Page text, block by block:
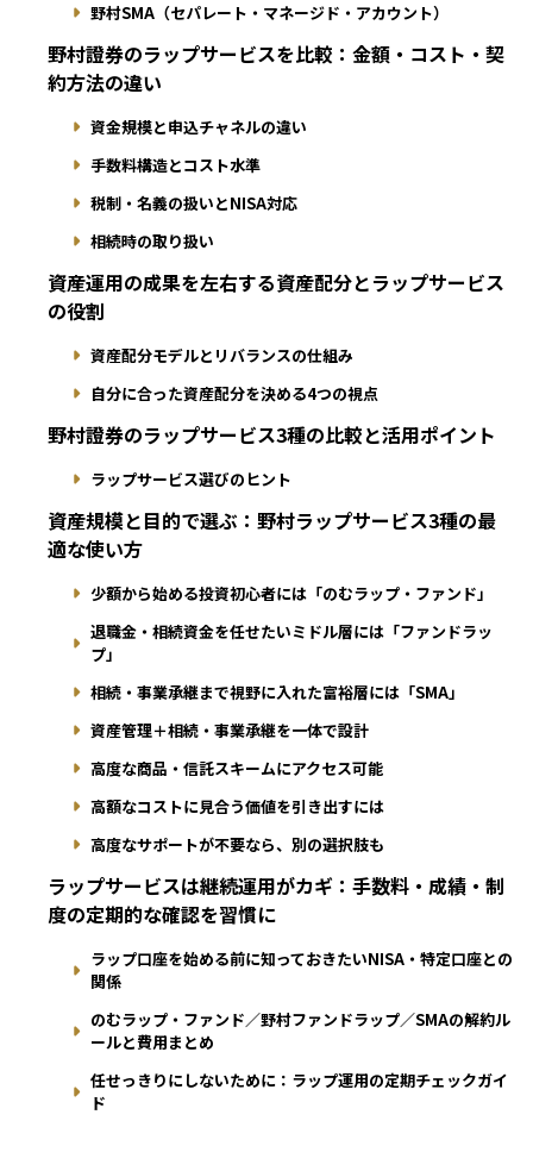
野村SMA（セパレート・マネージド・アカウント）
野村證券のラップサービスを比較：金額・コスト・契
約方法の違い
資金規模と申込チャネルの違い
手数料構造とコスト水準
税制・名義の扱いとNISA対応
相続時の取り扱い
資産運用の成果を左右する資産配分とラップサービス
の役割
資産配分モデルとリバランスの仕組み
自分に合った資産配分を決める4つの視点
野村證券のラップサービス3種の比較と活用ポイント
ラップサービス選びのヒント
資産規模と目的で選ぶ：野村ラップサービス3種の最
適な使い方
少額から始める投資初心者には「のむラップ・ファンド」
退職金・相続資金を任せたいミドル層には「ファンドラッ
プ」
相続・事業承継まで視野に入れた富裕層には「SMA」
資産管理＋相続・事業承継を一体で設計
高度な商品・信託スキームにアクセス可能
高額なコストに見合う価値を引き出すには
高度なサポートが不要なら、別の選択肢も
ラップサービスは継続運用がカギ：手数料・成績・制
度の定期的な確認を習慣に
ラップ口座を始める前に知っておきたいNISA・特定口座との
関係
のむラップ・ファンド／野村ファンドラップ／SMAの解約ル
ールと費用まとめ
任せっきりにしないために：ラップ運用の定期チェックガイ
ド